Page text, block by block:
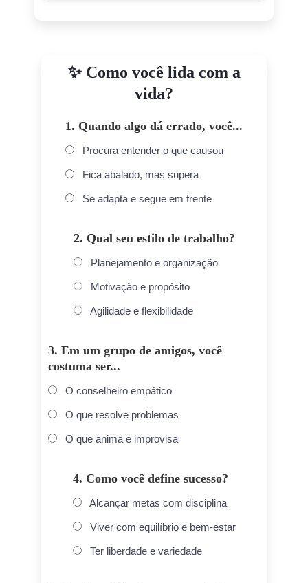
✨ Como você lida com a
vida?
1. Quando algo dá errado, você...
Procura entender o que causou
Fica abalado, mas supera
Se adapta e segue em frente
2. Qual seu estilo de trabalho?
Planejamento e organização
Motivação e propósito
Agilidade e flexibilidade
3. Em um grupo de amigos, você
costuma ser...
O conselheiro empático
O que resolve problemas
O que anima e improvisa
4. Como você define sucesso?
Alcançar metas com disciplina
Viver com equilíbrio e bem-estar
Ter liberdade e variedade